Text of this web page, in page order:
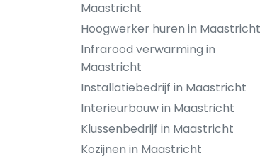
Maastricht
Hoogwerker huren in Maastricht
Infrarood verwarming in
Maastricht
Installatiebedrijf in Maastricht
Interieurbouw in Maastricht
Klussenbedrijf in Maastricht
Kozijnen in Maastricht